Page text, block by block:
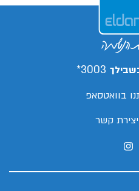
3003*
בוואטסאפ
קשר